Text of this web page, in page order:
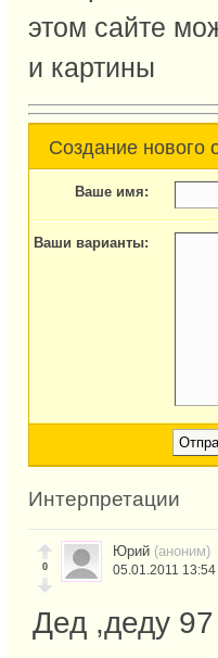
этом сайте
и картины
Создание нового
Ваше имя:
Ваши варианты:
Интерпретации
0
Юрий (аноним)
05.01.2011 13:54
Дед ,деду